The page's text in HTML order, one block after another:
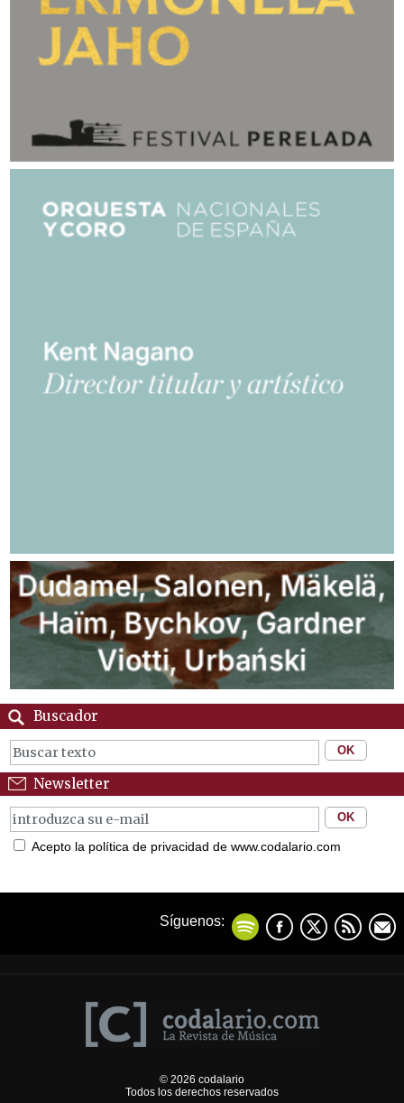
Buscador
Newsletter
Acepto la política de privacidad de www.codalario.com
Síguenos:
© 2026 codalario
Todos los derechos reservados